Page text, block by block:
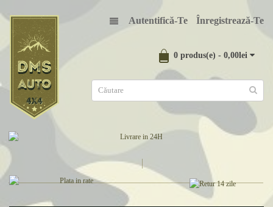
Autentifică-Te Înregistrează-Te
0 produs(e) - 0,00lei